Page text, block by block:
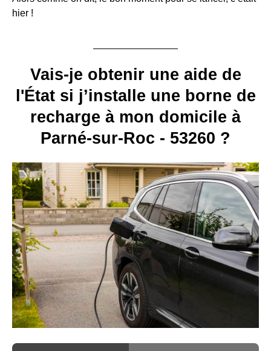
hier !
Vais-je obtenir une aide de
l'État si j’installe une borne de
recharge à mon domicile à
Parné-sur-Roc - 53260 ?